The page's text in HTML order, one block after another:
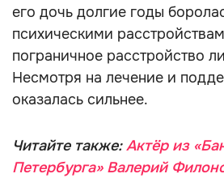
его дочь долгие годы
психическими
пограничное расстройство
Несмотря на лечение и
оказалась сильнее.
Читайте также:Актёр из
Петербурга» Валерий